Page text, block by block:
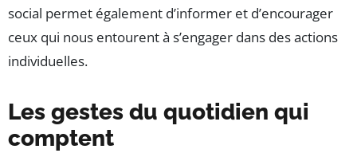
social permet également d’informer et d’encourager
ceux qui nous entourent à s’engager dans des actions
individuelles.
Les gestes du quotidien qui
comptent